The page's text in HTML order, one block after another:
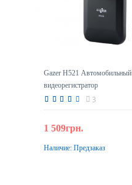
Gazer H521 Автомобильный
видеорегистратор
3
1 509грн.
Предзаказ
Наличие: Предзаказ